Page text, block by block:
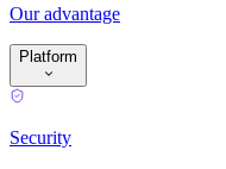
Our advantage
Platform
Security